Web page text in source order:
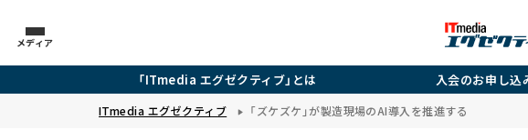
メディア
「ITmedia エグゼクティブ」とは 入会のお申し込
ITmedia エグゼクティブ 「ズケズケ」が製造現場のAI導入を推進する